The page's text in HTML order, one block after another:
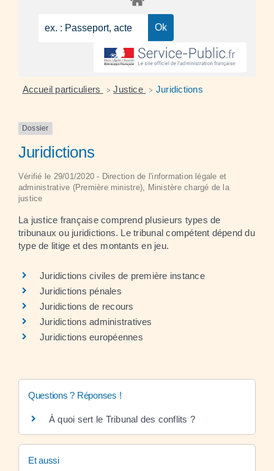
Accueil particuliers > Justice > Juridictions
Dossier
Juridictions
Vérifié le 29/01/2020 - Direction de l'information légale et
administrative (Première ministre), Ministère chargé de la
justice
La justice française comprend plusieurs types de
tribunaux ou juridictions. Le tribunal compétent dépend du
type de litige et des montants en jeu.
Juridictions civiles de première instance
Juridictions pénales
Juridictions de recours
Juridictions administratives
Juridictions européennes
Questions ? Réponses !
À quoi sert le Tribunal des conflits ?
Et aussi